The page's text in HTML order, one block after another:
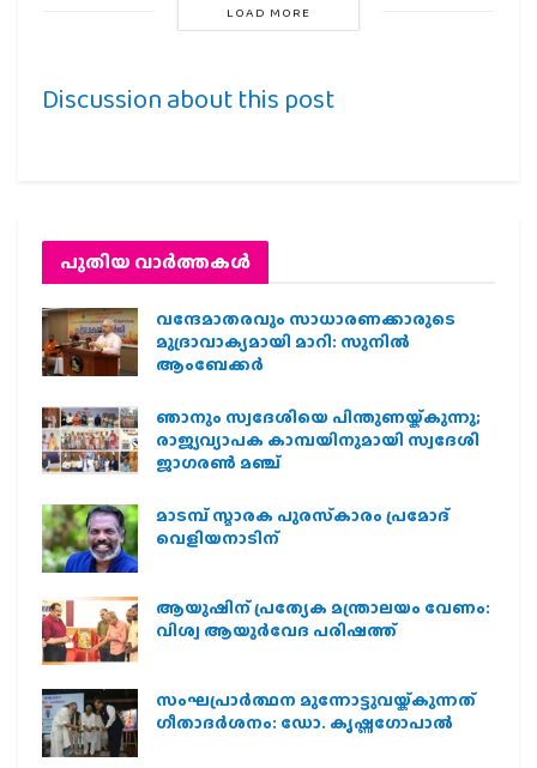
LOAD MORE
Discussion about this post
പുതിയ വാര്‍ത്തകള്‍
വന്ദേമാതരവും സാധാരണക്കാരുടെ
മുദ്രാവാക്യമായി മാറി: സുനിൽ
ആംബേക്കർ
ഞാനും സ്വദേശിയെ പിന്തുണയ്ക്കുന്നു;
രാജ്യവ്യാപക കാമ്പയിനുമായി സ്വദേശി
ജാഗരണ്‍ മഞ്ച്
മാടമ്പ് സ്മാരക പുരസ്‌കാരം പ്രമോദ്
വെളിയനാടിന്
ആയുഷിന് പ്രത്യേക മന്ത്രാലയം വേണം:
വിശ്വ ആയുര്‍വേദ പരിഷത്ത്
സംഘപ്രാര്‍ത്ഥന മുന്നോട്ടുവയ്ക്കുന്നത്
ഗീതാദര്‍ശനം: ഡോ. കൃഷ്ണഗോപാല്‍